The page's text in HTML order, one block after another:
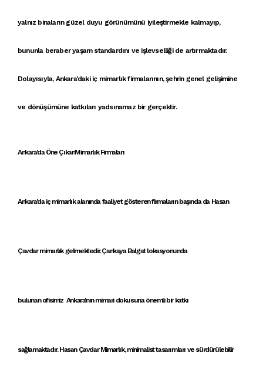
yalnız binaların güzel duyu görünümünü iyileştirmekle kalmayıp,
bununla beraber yaşam standardını ve işlevselliği de artırmaktadır.
Dolayısıyla, Ankara'daki iç mimarlık firmalarının, şehrin genel gelişimine
ve dönüşümüne katkıları yadsınamaz bir gerçektir.
Ankara'da Öne ÇıkanMimarlık Firmaları
Ankara'da iç mimarlık alanında faaliyet gösterenfirmaların başında da Hasan
Çavdar mimarlıkgelmektedir.Çankaya Balgatlokasyonunda
bulunanofisimiz Ankara'nın mimari dokusuna önemli bir katkı
sağlamaktadır.Hasan Çavdar Mimarlık,minimalist tasarımları ve sürdürülebilir